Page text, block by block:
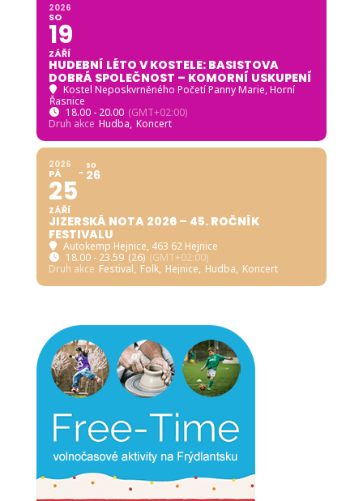
2026
SO
19
ZÁŘÍ
HUDEBNÍ LÉTO V KOSTELE: BASISTOVA
DOBRÁ SPOLEČNOST – KOMORNÍ USKUPENÍ
Kostel Neposkvrněného Početí Panny Marie, Horní
Řasnice
18.00 - 20.00 (GMT+02:00)
Druh akce Hudba, Koncert
2026
PÁ
25
ZÁŘÍ
SO
26
JIZERSKÁ NOTA 2026 – 45. ROČNÍK
FESTIVALU
Autokemp Hejnice, 463 62 Hejnice
18.00 - 23.59 (26) (GMT+02:00)
Druh akce Festival, Folk, Hejnice, Hudba, Koncert